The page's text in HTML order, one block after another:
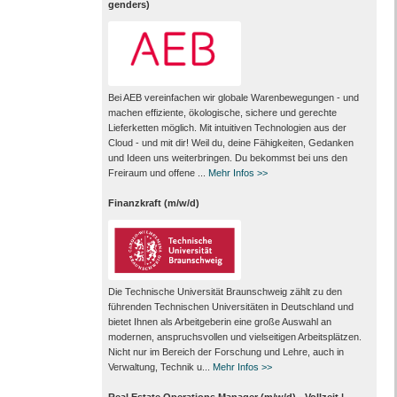
genders)
Bei AEB vereinfachen wir globale Warenbewegungen - und
machen effiziente, ökologische, sichere und gerechte
Lieferketten möglich. Mit intuitiven Technologien aus der
Cloud - und mit dir! Weil du, deine Fähigkeiten, Gedanken
und Ideen uns weiterbringen. Du bekommst bei uns den
Freiraum und offene ...
Mehr Infos >>
Finanzkraft (m/w/d)
Die Technische Universität Braunschweig zählt zu den
führenden Technischen Universitäten in Deutschland und
bietet Ihnen als Arbeit­geberin eine große Auswahl an
modernen, anspruchsvollen und vielseitigen Arbeits­plätzen.
Nicht nur im Bereich der Forschung und Lehre, auch in
Verwaltung, Technik u...
Mehr Infos >>